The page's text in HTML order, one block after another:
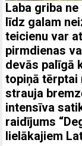
Laba griba
līdz galam
teicienu var
pirmdienas
devās palīgā
topiņā tērptai
strauja
intensīva
raidījums
lielākajiem